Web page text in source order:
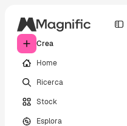
Crea
Home
Ricerca
Stock
Esplora